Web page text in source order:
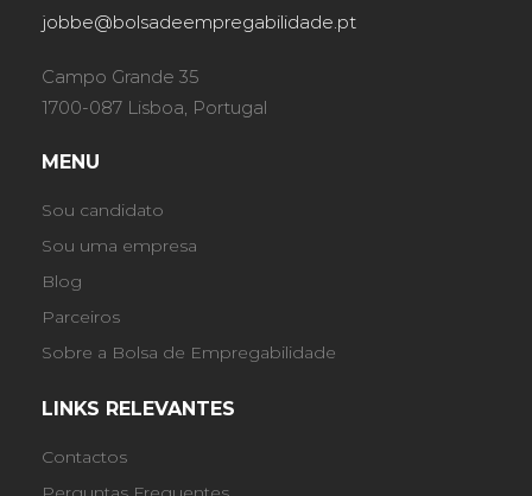
jobbe@bolsadeempregabilidade.pt
Campo Grande 35
1700-087 Lisboa, Portugal
MENU
Sou candidato
Sou uma empresa
Blog
Parceiros
Sobre a Bolsa de Empregabilidade
LINKS RELEVANTES
Contactos